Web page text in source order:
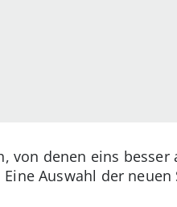
von denen eins besser
Eine Auswahl der